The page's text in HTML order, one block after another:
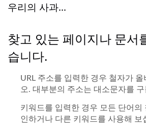
우리의 사과...
찾고 있는 페이지나 문서
습니다.
URL 주소를 입력한 경우 철자가 올
오. 대부분의 주소는 대소문자를
키워드를 입력한 경우 모든 단어의
인하거나 다른 키워드를 사용해 보